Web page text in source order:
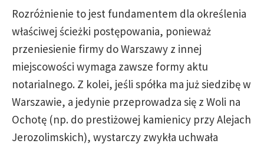
Rozróżnienie to jest fundamentem dla określenia
właściwej ścieżki postępowania, ponieważ
przeniesienie firmy do Warszawy z innej
miejscowości wymaga zawsze formy aktu
notarialnego. Z kolei, jeśli spółka ma już siedzibę w
Warszawie, a jedynie przeprowadza się z Woli na
Ochotę (np. do prestiżowej kamienicy przy Alejach
Jerozolimskich), wystarczy zwykła uchwała